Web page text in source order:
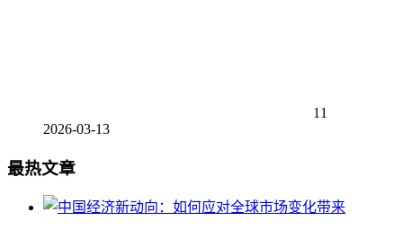
11
2026-03-13
最热文章